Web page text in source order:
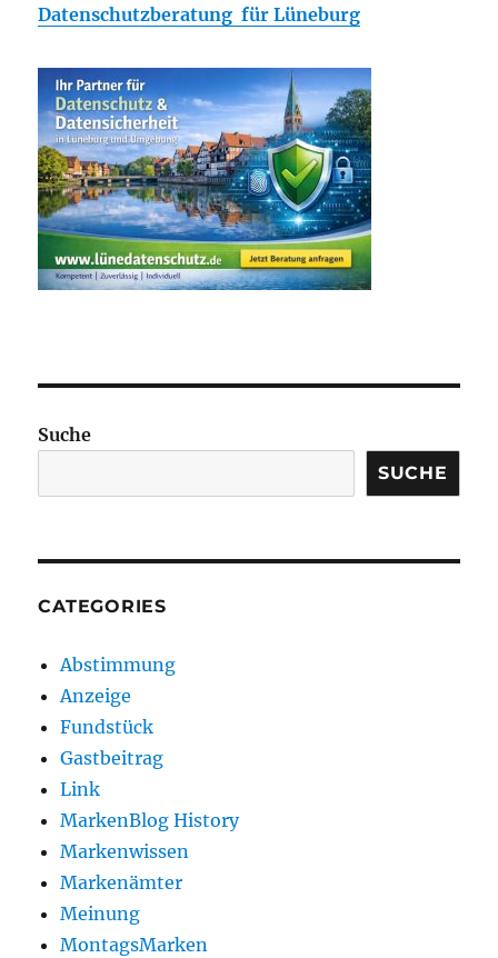
Datenschutzberatung für Lüneburg
Suche
SUCHE
CATEGORIES
Abstimmung
Anzeige
Fundstück
Gastbeitrag
Link
MarkenBlog History
Markenwissen
Markenämter
Meinung
MontagsMarken